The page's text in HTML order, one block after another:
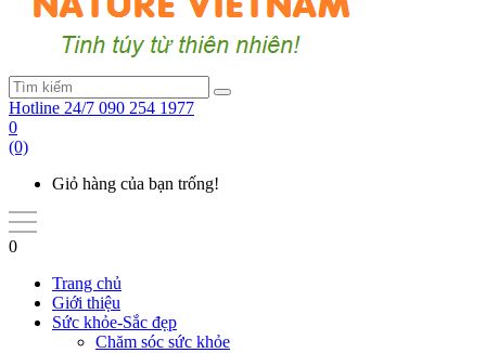
Hotline 24/7 090 254 1977
0
(0)
Giỏ hàng của bạn trống!
0
Trang chủ
Giới thiệu
Sức khỏe-Sắc đẹp
Chăm sóc sức khỏe